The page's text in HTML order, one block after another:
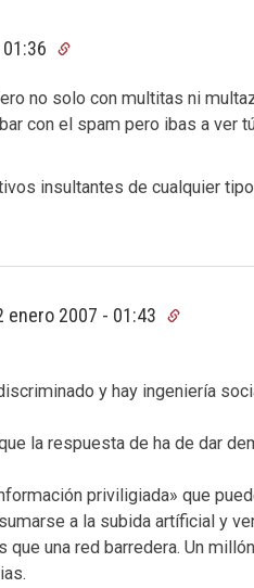
no solo con multitas ni
con el spam pero ibas a ver
insultantes de cualquier
enero 2007 - 01:43
y hay ingeniería
la respuesta de ha de dar
priviligiada» que
a la subida artíficial y
una red barredera. Un